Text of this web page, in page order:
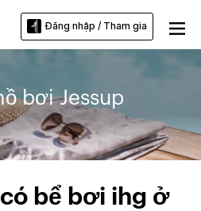
Đăng nhập / Tham gia
bơi Jessup
có bể bơi ihg ở